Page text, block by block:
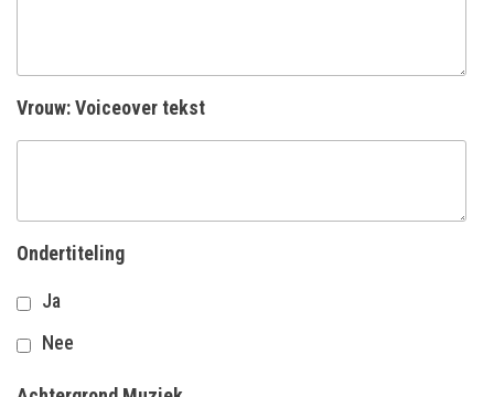
Vrouw: Voiceover tekst
Ondertiteling
Ja
Nee